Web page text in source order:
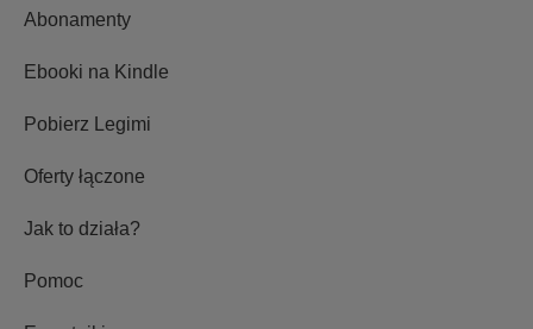
Abonamenty
Ebooki na Kindle
Pobierz Legimi
Oferty łączone
Jak to działa?
Pomoc